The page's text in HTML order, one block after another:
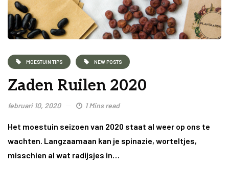
MOESTUIN TIPS NEW POSTS
Zaden Ruilen 2020
februari 10, 2020 1 Mins read
Het moestuin seizoen van 2020 staat al weer op ons te
wachten. Langzaamaan kan je spinazie, worteltjes,
misschien al wat radijsjes in…